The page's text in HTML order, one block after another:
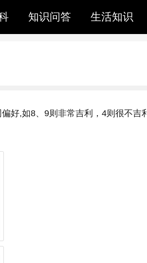
知识问答 生活知识
好,如8、9则非常吉利，4则很不吉